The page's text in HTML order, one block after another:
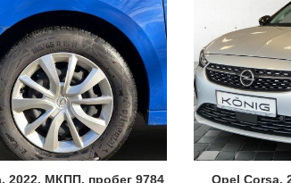
2022, МКПП, пробег 9784
Opel Corsa,